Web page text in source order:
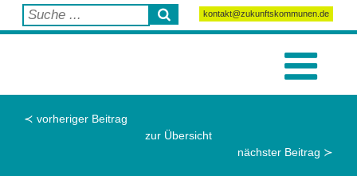
kontakt@zukunftskommunen.de
≺ vorheriger Beitrag
zur Übersicht
nächster Beitrag ≻